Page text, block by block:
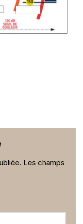
Les champs